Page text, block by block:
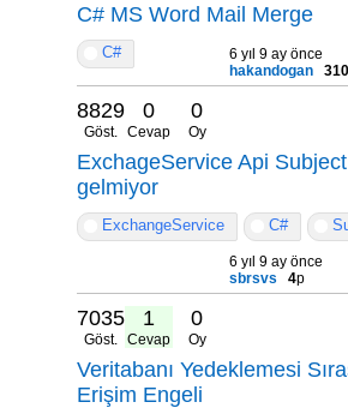
C# MS Word Mail Merge
C#
6 yıl 9 ay önce
hakandogan
310
8829
Göst.
0
Cevap
0
Oy
ExchageService Api
gelmiyor
ExchangeService C#
6 yıl 9 ay önce
sbrsvs
4p
7035
Göst.
1
Cevap
0
Oy
Veritabanı Yedeklemesi
Erişim Engeli